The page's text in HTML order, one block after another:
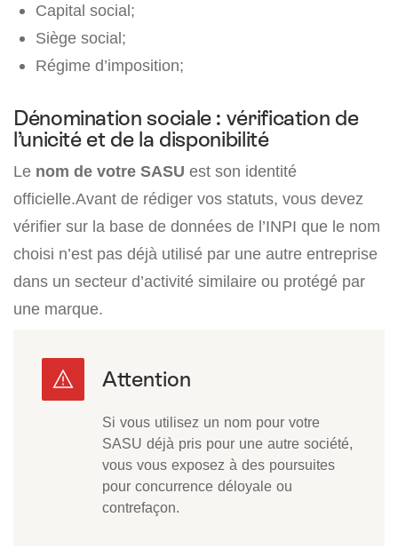
Capital social;
Siège social;
Régime d’imposition;
Dénomination sociale : vérification de
l’unicité et de la disponibilité
Le nom de votre SASU est son identité
officielle.Avant de rédiger vos statuts, vous devez
vérifier sur la base de données de l’INPI que le nom
choisi n’est pas déjà utilisé par une autre entreprise
dans un secteur d’activité similaire ou protégé par
une marque.
Si vous utilisez un nom pour votre
SASU déjà pris pour une autre société,
vous vous exposez à des poursuites
pour concurrence déloyale ou
contrefaçon.